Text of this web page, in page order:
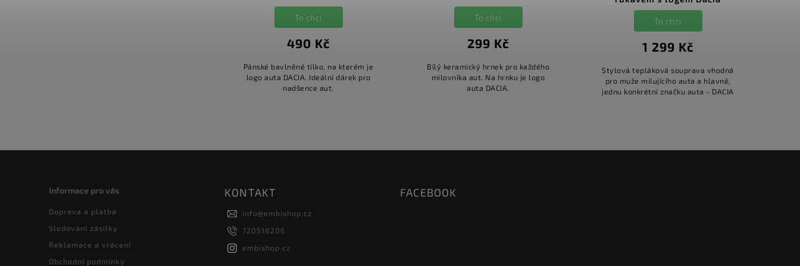
490 Kč
To chci
Pánské bavlněné tílko, na kterém je
logo auta DACIA. Ideální dárek pro
nadšence aut.
299 Kč
To chci
Bílý keramický hrnek pro každého
milovníka aut. Na hrnku je logo
auta DACIA.
1 299 Kč
To chci
Stylová tepláková souprava vhodná
pro muže milujícího auta a hlavně,
jednu konkrétní značku auta - DACIA
Informace pro vás
Doprava a platba
Sledování zásilky
Reklamace a vrácení
Obchodní podmínky
KONTAKT
info@embishop.cz
720518206
embishop.cz
FACEBOOK